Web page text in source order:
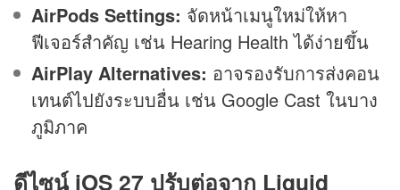
AirPods Settings: จัดหน้าเมนูใหม่ให้หา
ฟีเจอร์สำคัญ เช่น Hearing Health ได้ง่ายขึ้น
AirPlay Alternatives: อาจรองรับการส่งคอน
เทนต์ไปยังระบบอื่น เช่น Google Cast ในบาง
ภูมิภาค
ดีไซน์ iOS 27 ปรับต่อจาก Liquid